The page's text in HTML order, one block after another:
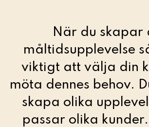
NO
När du skapar
måltidsupplevelse
viktigt att välja din
möta dennes behov.
skapa olika
passar olika